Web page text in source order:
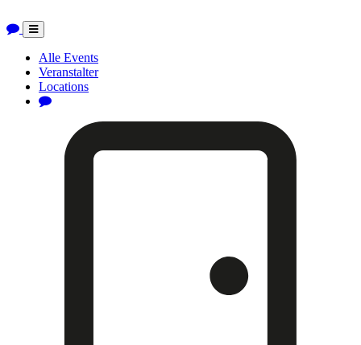
Toggle
navigation
Alle Events
Veranstalter
Locations